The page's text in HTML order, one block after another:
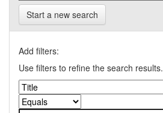
Start a new search
Add filters:
Use filters to refine the search results.